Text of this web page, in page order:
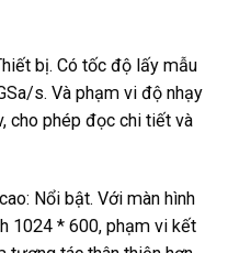
bị. Có tốc độ lấy mẫu
s. Và phạm vi độ nhạy
cho phép đọc chi tiết và
Nổi bật. Với màn hình
1024 * 600, phạm vi kết